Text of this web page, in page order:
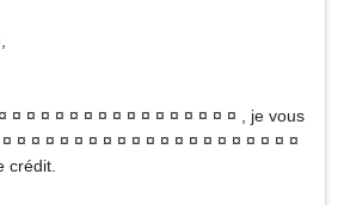
¤ ¤ ¤ ¤ ¤ ¤ ¤ ¤ ¤ ¤ ¤ ¤ ¤ ¤ ¤ ¤ , je vous
¤ ¤ ¤ ¤ ¤ ¤ ¤ ¤ ¤ ¤ ¤ ¤ ¤ ¤ ¤ ¤ ¤ ¤ ¤ ¤
crédit.